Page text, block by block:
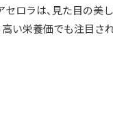
ロラは、見た目の美
い栄養価でも注目さ